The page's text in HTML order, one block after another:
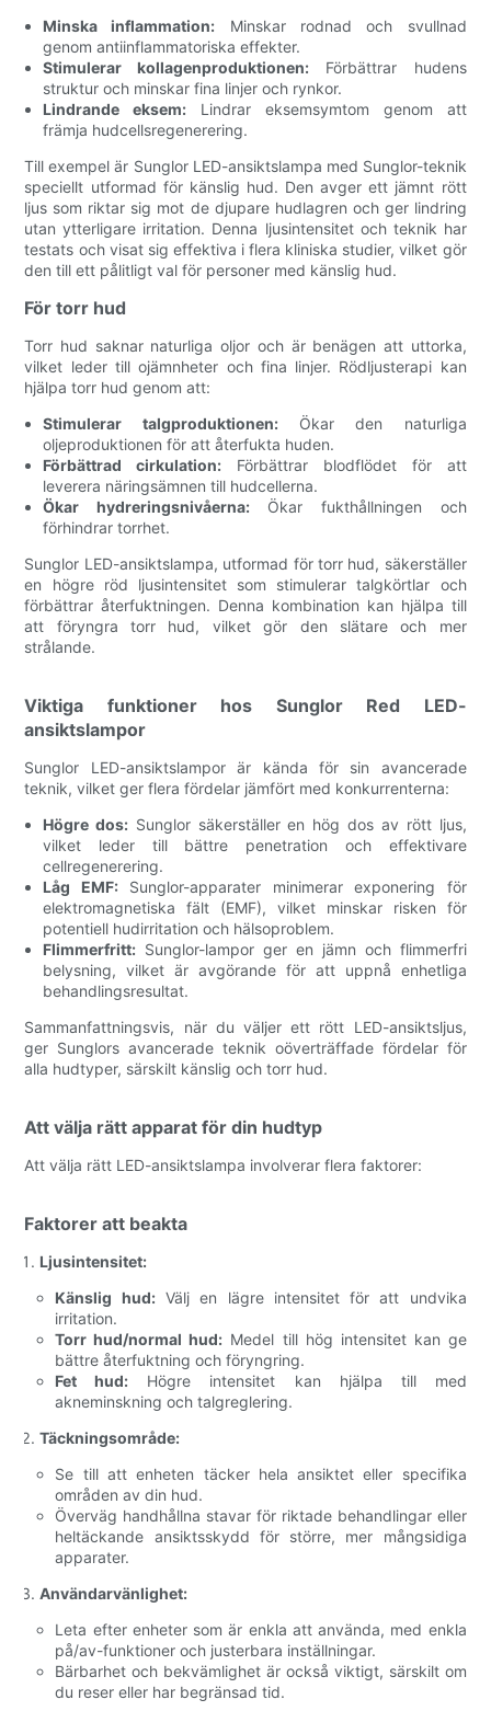
Minska inflammation: Minskar rodnad och svullnad
genom antiinflammatoriska effekter.
Stimulerar kollagenproduktionen: Förbättrar hudens
struktur och minskar fina linjer och rynkor.
Lindrande eksem: Lindrar eksemsymtom genom att
främja hudcellsregenerering.
Till exempel är Sunglor LED-ansiktslampa med Sunglor-teknik
speciellt utformad för känslig hud. Den avger ett jämnt rött
ljus som riktar sig mot de djupare hudlagren och ger lindring
utan ytterligare irritation. Denna ljusintensitet och teknik har
testats och visat sig effektiva i flera kliniska studier, vilket gör
den till ett pålitligt val för personer med känslig hud.
För torr hud
Torr hud saknar naturliga oljor och är benägen att uttorka,
vilket leder till ojämnheter och fina linjer. Rödljusterapi kan
hjälpa torr hud genom att:
Stimulerar talgproduktionen:Ökar den naturliga
oljeproduktionen för att återfukta huden.
Förbättrad cirkulation: Förbättrar blodflödet för att
leverera näringsämnen till hudcellerna.
Ökar hydreringsnivåerna:Ökar fukthållningen och
förhindrar torrhet.
Sunglor LED-ansiktslampa, utformad för torr hud, säkerställer
en högre röd ljusintensitet som stimulerar talgkörtlar och
förbättrar återfuktningen. Denna kombination kan hjälpa till
att föryngra torr hud, vilket gör den slätare och mer
strålande.
Viktiga funktioner hos Sunglor Red LED-
ansiktslampor
Sunglor LED-ansiktslampor är kända för sin avancerade
teknik, vilket ger flera fördelar jämfört med konkurrenterna:
Högre dos: Sunglor säkerställer en hög dos av rött ljus,
vilket leder till bättre penetration och effektivare
cellregenerering.
Låg EMF:Sunglor-apparater minimerar exponering för
elektromagnetiska fält (EMF), vilket minskar risken för
potentiell hudirritation och hälsoproblem.
Flimmerfritt: Sunglor-lampor ger en jämn och flimmerfri
belysning, vilket är avgörande för att uppnå enhetliga
behandlingsresultat.
Sammanfattningsvis, när du väljer ett rött LED-ansiktsljus,
ger Sunglors avancerade teknik oöverträffade fördelar för
alla hudtyper, särskilt känslig och torr hud.
Att välja rätt apparat för din hudtyp
Att välja rätt LED-ansiktslampa involverar flera faktorer:
Faktorer att beakta
Ljusintensitet:
Känslig hud:Välj en lägre intensitet för att undvika
irritation.
Torr hud/normal hud: Medel till hög intensitet kan ge
bättre återfuktning och föryngring.
Fet hud: Högre intensitet kan hjälpa till med
akneminskning och talgreglering.
Täckningsområde:
Se till att enheten täcker hela ansiktet eller specifika
områden av din hud.
Överväg handhållna stavar för riktade behandlingar eller
heltäckande ansiktsskydd för större, mer mångsidiga
apparater.
Användarvänlighet:
Leta efter enheter som är enkla att använda, med enkla
på/av-funktioner och justerbara inställningar.
Bärbarhet och bekvämlighet är också viktigt, särskilt om
du reser eller har begränsad tid.